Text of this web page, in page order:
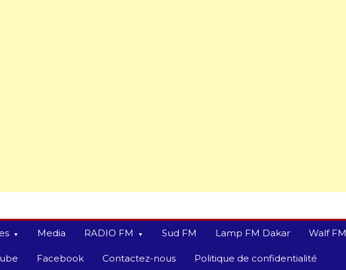
Media RADIO FM Sud FM Lamp FM Dakar Walf FM
Facebook Contactez-nous Politique de confidentialité